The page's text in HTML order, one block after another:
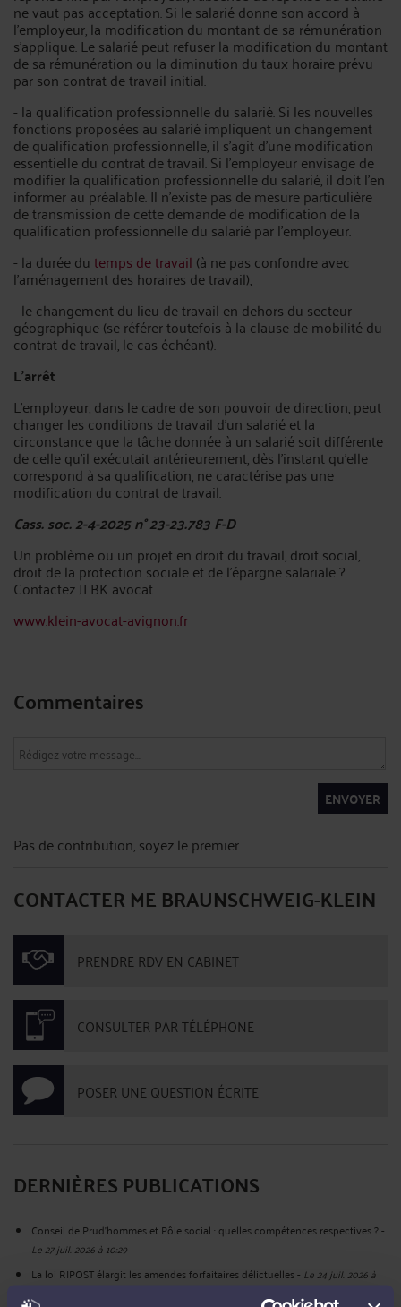
ne vaut pas acceptation. Si le salarié donne son accord à
l'employeur, la modification du montant de sa rémunération
s'applique. Le salarié peut refuser la modification du montant
de sa rémunération ou la diminution du taux horaire prévu
par son contrat de travail initial.
- la qualification professionnelle du salarié. Si les nouvelles
fonctions proposées au salarié impliquent un changement
de qualification professionnelle, il s'agit d'une modification
essentielle du contrat de travail. Si l'employeur envisage de
modifier la qualification professionnelle du salarié, il doit l'en
informer au préalable. Il n'existe pas de mesure particulière
de transmission de cette demande de modification de la
qualification professionnelle du salarié par l'employeur.
- la durée du temps de travail (à ne pas confondre avec
l’aménagement des horaires de travail),
- le changement du lieu de travail en dehors du secteur
géographique (se référer toutefois à la clause de mobilité du
contrat de travail, le cas échéant).
L’arrêt
L'employeur, dans le cadre de son pouvoir de direction, peut
changer les conditions de travail d'un salarié et la
circonstance que la tâche donnée à un salarié soit différente
de celle qu'il exécutait antérieurement, dès l'instant qu'elle
correspond à sa qualification, ne caractérise pas une
modification du contrat de travail.
Cass. soc. 2-4-2025 n° 23-23.783 F-D
Un problème ou un projet en droit du travail, droit social,
droit de la protection sociale et de l’épargne salariale ?
Contactez JLBK avocat.
www.klein-avocat-avignon.fr
Commentaires
ENVOYER
Pas de contribution, soyez le premier
CONTACTER ME BRAUNSCHWEIG-KLEIN
PRENDRE RDV EN CABINET
CONSULTER PAR TÉLÉPHONE
POSER UNE QUESTION ÉCRITE
DERNIÈRES PUBLICATIONS
Conseil de Prud’hommes et Pôle social : quelles compétences respectives ?-
Le 27 juil. 2026 à 10:29
La loi RIPOST élargit les amendes forfaitaires délictuelles- Le 24 juil. 2026 à